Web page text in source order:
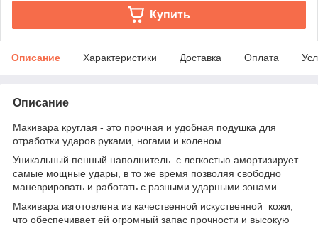
Купить
Описание Характеристики Доставка Оплата
Описание
Макивара круглая - это прочная и удобная подушка для
отработки ударов руками, ногами и коленом.
Уникальный пенный наполнитель с легкостью амортизирует
самые мощные удары, в то же время позволяя свободно
маневрировать и работать с разными ударными зонами.
Макивара изготовлена из качественной искуственной кожи,
что обеспечивает ей огромный запас прочности и высокую